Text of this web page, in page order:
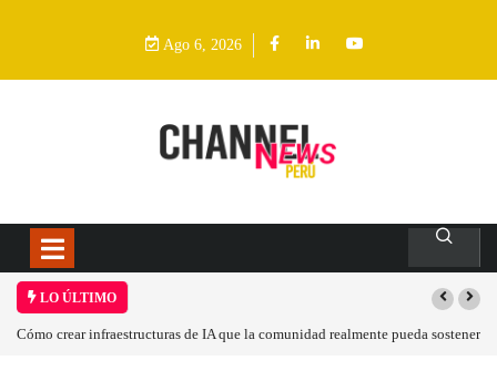
Ago 6, 2026
LO ÚLTIMO
Cómo crear infraestructuras de IA que la comunidad realmente pueda sostener